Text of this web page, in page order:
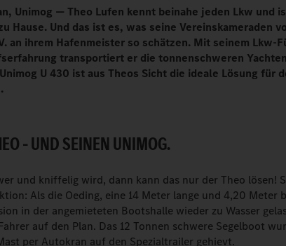
Unimog — Theo Lufen kennt beinahe jeden Lkw und
Hause. Und das ist es, was seine Vereinskameraden
an ihrem Hafenmeister so schätzen. Mit seinem Lkw-
transportiert er die tonnenschweren
U 430 ist aus Theos Sicht die ideale Lösung für
– UND SEINEN UNIMOG.
und kniffelig wird, dann kann das nur der Theo lösen!
Als die Oeding, eine 14 Meter lange und 4,20 Meter
in der angemieteten Bootshalle wieder zu Wasser
auf den Plan. Das 12 Tonnen schwere Segelboot
per Autokran auf den Spezialtrailer gehievt.